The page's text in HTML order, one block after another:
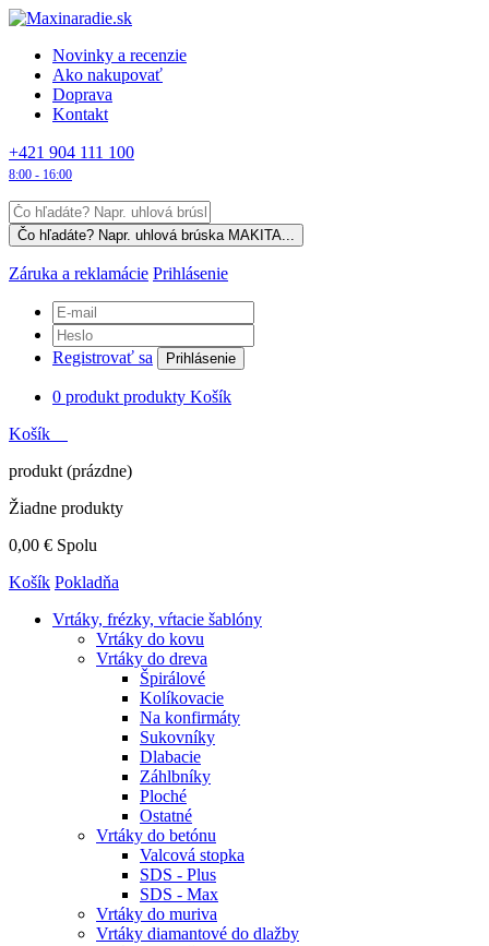
Novinky a recenzie
Ako nakupovať
Doprava
Kontakt
+421 904 111 100
8:00 - 16:00
Záruka a reklamácie Prihlásenie
Registrovať sa Prihlásenie
0 produkt produkty Košík
Košík
produkt (prázdne)
Žiadne produkty
0,00 € Spolu
Košík Pokladňa
Vrtáky, frézky, vŕtacie šablóny
Vrtáky do kovu
Vrtáky do dreva
Špirálové
Kolíkovacie
Na konfirmáty
Sukovníky
Dlabacie
Záhlbníky
Ploché
Ostatné
Vrtáky do betónu
Valcová stopka
SDS - Plus
SDS - Max
Vrtáky do muriva
Vrtáky diamantové do dlažby